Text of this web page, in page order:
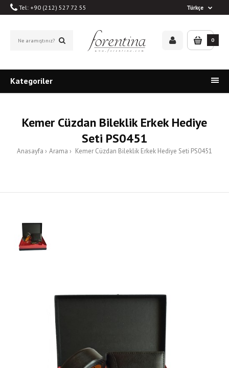
Tel: +90 (212) 527 72 55 Türkçe
0
Kategoriler
Kemer Cüzdan Bileklik Erkek Hediye
Seti PS0451
Anasayfa Arama Kemer Cüzdan Bileklik Erkek Hediye Seti PS0451